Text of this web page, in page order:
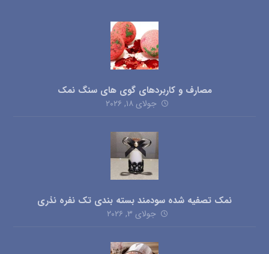
مصارف و کاربردهای گوی های سنگ نمک
جولای ۱۸, ۲۰۲۶
نمک تصفیه شده سودمند بسته بندی تک نفره نذری
جولای ۳, ۲۰۲۶